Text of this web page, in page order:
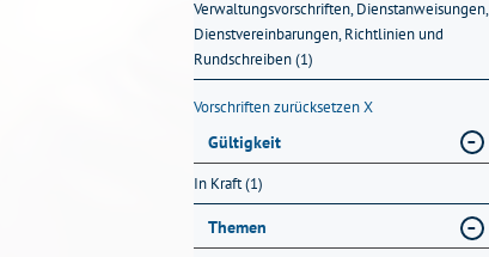
Verwaltungsvorschriften, Dienstanweisungen,
Dienstvereinbarungen, Richtlinien und
Rundschreiben (1)
Vorschriften zurücksetzenX
Gültigkeit
In Kraft (1)
Themen